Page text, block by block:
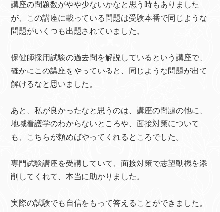
講座の問題数がやや少ないかなと思う時もありました
が、この講座に載っている問題は受験本番で同じような
問題がいくつも出題されていました。
保健師採用試験の過去問を解説しているという講座で、
確かにこの講座をやっていると、同じような問題が出て
解けるなと思いました。
あと、私が良かったなと思うのは、講座の問題の他に、
地域看護学のわからないところや、面接対策について
も、こちらが頼めばやってくれるところでした。
専門試験講座を受講していて、面接対策で志望動機を添
削してくれて、本当に助かりました。
実際の試験でも自信をもって答えることができました。